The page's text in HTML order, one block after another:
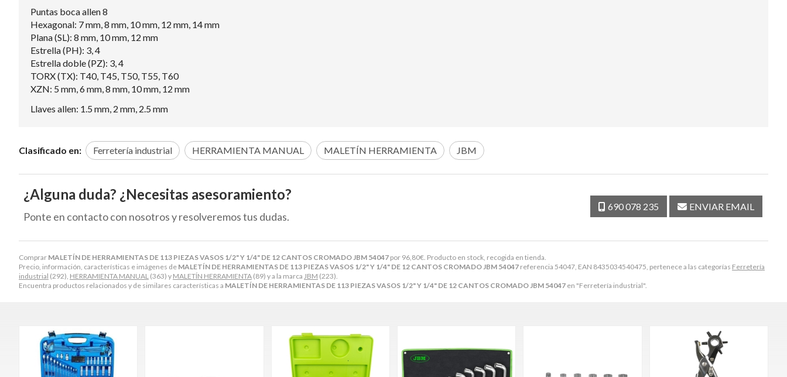
Comprar MALETÍN DE HERRAMIENTAS DE 113 PIEZAS VASOS 1/2" Y 1/4" DE 12 CANTOS CROMADO JBM 54047 por 96,80€ . Producto en stock, recogida en tienda.
Precio, información, características e imágenes de MALETÍN DE HERRAMIENTAS DE 113 PIEZAS VASOS 1/2" Y 1/4" DE 12 CANTOS CROMADO JBM 54047 referencia 54047, EAN 8435034540475, pertenece a las categorías Ferretería
industrial (292), HERRAMIENTA MANUAL (363) y MALETÍN HERRAMIENTA (89) y a la marca JBM (223).
Encuentra productos relacionados y de similares características a MALETÍN DE HERRAMIENTAS DE 113 PIEZAS VASOS 1/2" Y 1/4" DE 12 CANTOS CROMADO JBM 54047 en "Ferretería industrial".
Puntas boca allen 8
Hexagonal: 7 mm, 8 mm, 10 mm, 12 mm, 14 mm
Plana (SL): 8 mm, 10 mm, 12 mm
Estrella (PH): 3, 4
Estrella doble (PZ): 3, 4
TORX (TX): T40, T45, T50, T55, T60
XZN: 5 mm, 6 mm, 8 mm, 10 mm, 12 mm
Llaves allen: 1.5 mm, 2 mm, 2.5 mm
Clasificado en: Ferretería industrial HERRAMIENTA MANUAL MALETÍN HERRAMIENTA JBM
¿Alguna duda? ¿Necesitas asesoramiento?
Ponte en contacto con nosotros y resolveremos tus dudas.
690 078 235 ENVIAR EMAIL